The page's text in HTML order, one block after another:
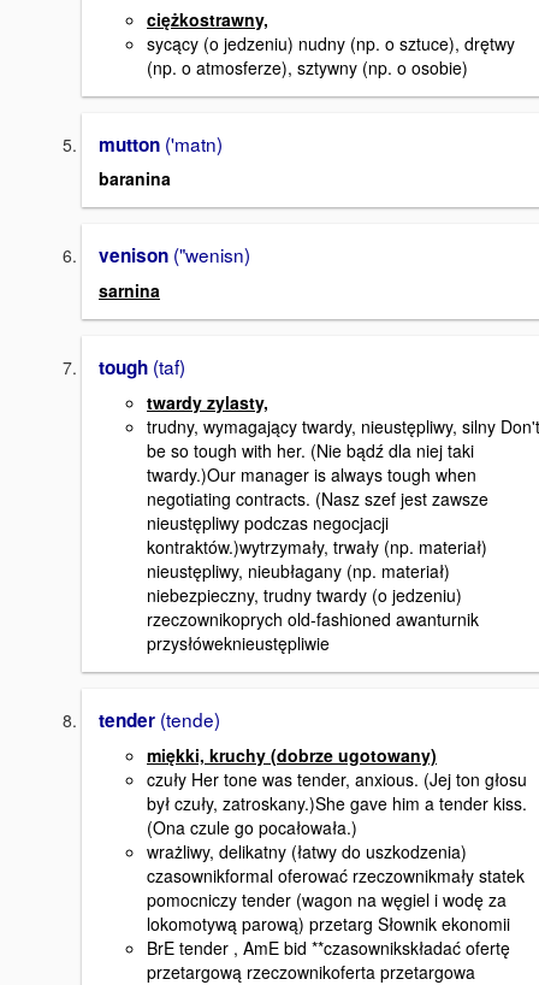
ciężkostrawny,
sycący (o jedzeniu) nudny (np. o sztuce), drętwy
(np. o atmosferze), sztywny (np. o osobie)
mutton ('matn)
baranina
venison ("wenisn)
sarnina
tough (taf)
twardy zylasty,
trudny, wymagający twardy, nieustępliwy, silny Don't
be so tough with her. (Nie bądź dla niej taki
twardy.)Our manager is always tough when
negotiating contracts. (Nasz szef jest zawsze
nieustępliwy podczas negocjacji
kontraktów.)wytrzymały, trwały (np. materiał)
nieustępliwy, nieubłagany (np. materiał)
niebezpieczny, trudny twardy (o jedzeniu)
rzeczownikoprych old-fashioned awanturnik
przysłóweknieustępliwie
tender (tende)
miękki, kruchy (dobrze ugotowany)
czuły Her tone was tender, anxious. (Jej ton głosu
był czuły, zatroskany.)She gave him a tender kiss.
(Ona czule go pocałowała.)
wrażliwy, delikatny (łatwy do uszkodzenia)
czasownikformal oferować rzeczownikmały statek
pomocniczy tender (wagon na węgiel i wodę za
lokomotywą parową) przetarg Słownik ekonomii
BrE tender , AmE bid **czasownikskładać ofertę
przetargową rzeczownikoferta przetargowa